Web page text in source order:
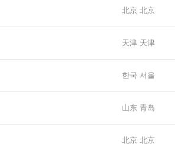
北京 北京
天津 天津
한국 서울
山东 青岛
北京 北京